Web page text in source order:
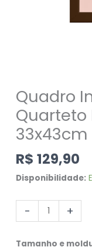
Quadro
Quarteto
33x43cm
R$ 129,90
Disponibilidade:
- +
Tamanho e